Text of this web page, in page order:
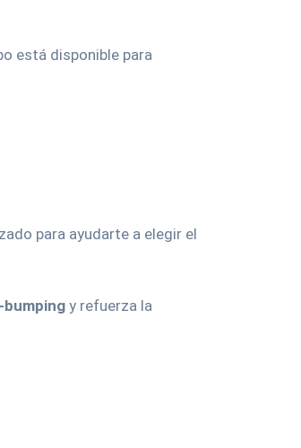
está disponible para
para ayudarte a elegir el
y refuerza la